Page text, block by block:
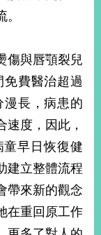
傷與唇顎裂兒
費醫治超過
漫長，病患的
速度，因此，
早日恢復健
建立整體流程
帶來新的觀念
在重回原工作